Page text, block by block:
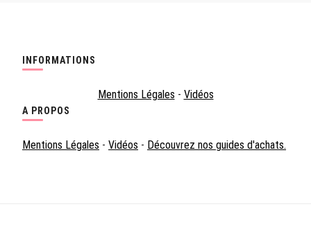
INFORMATIONS
Mentions Légales - Vidéos
A PROPOS
Mentions Légales - Vidéos - Découvrez nos guides d'achats.